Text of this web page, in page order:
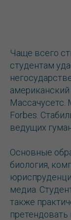
Чаще всего
студентам
Массачусетс.
Forbes.
ведущих
Основные
биология,
медиа.
также